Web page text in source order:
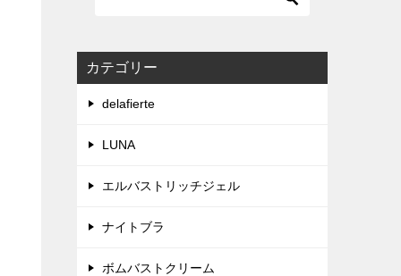
カテゴリー
delafierte
LUNA
エルバストリッチジェル
ナイトブラ
ボムバストクリーム